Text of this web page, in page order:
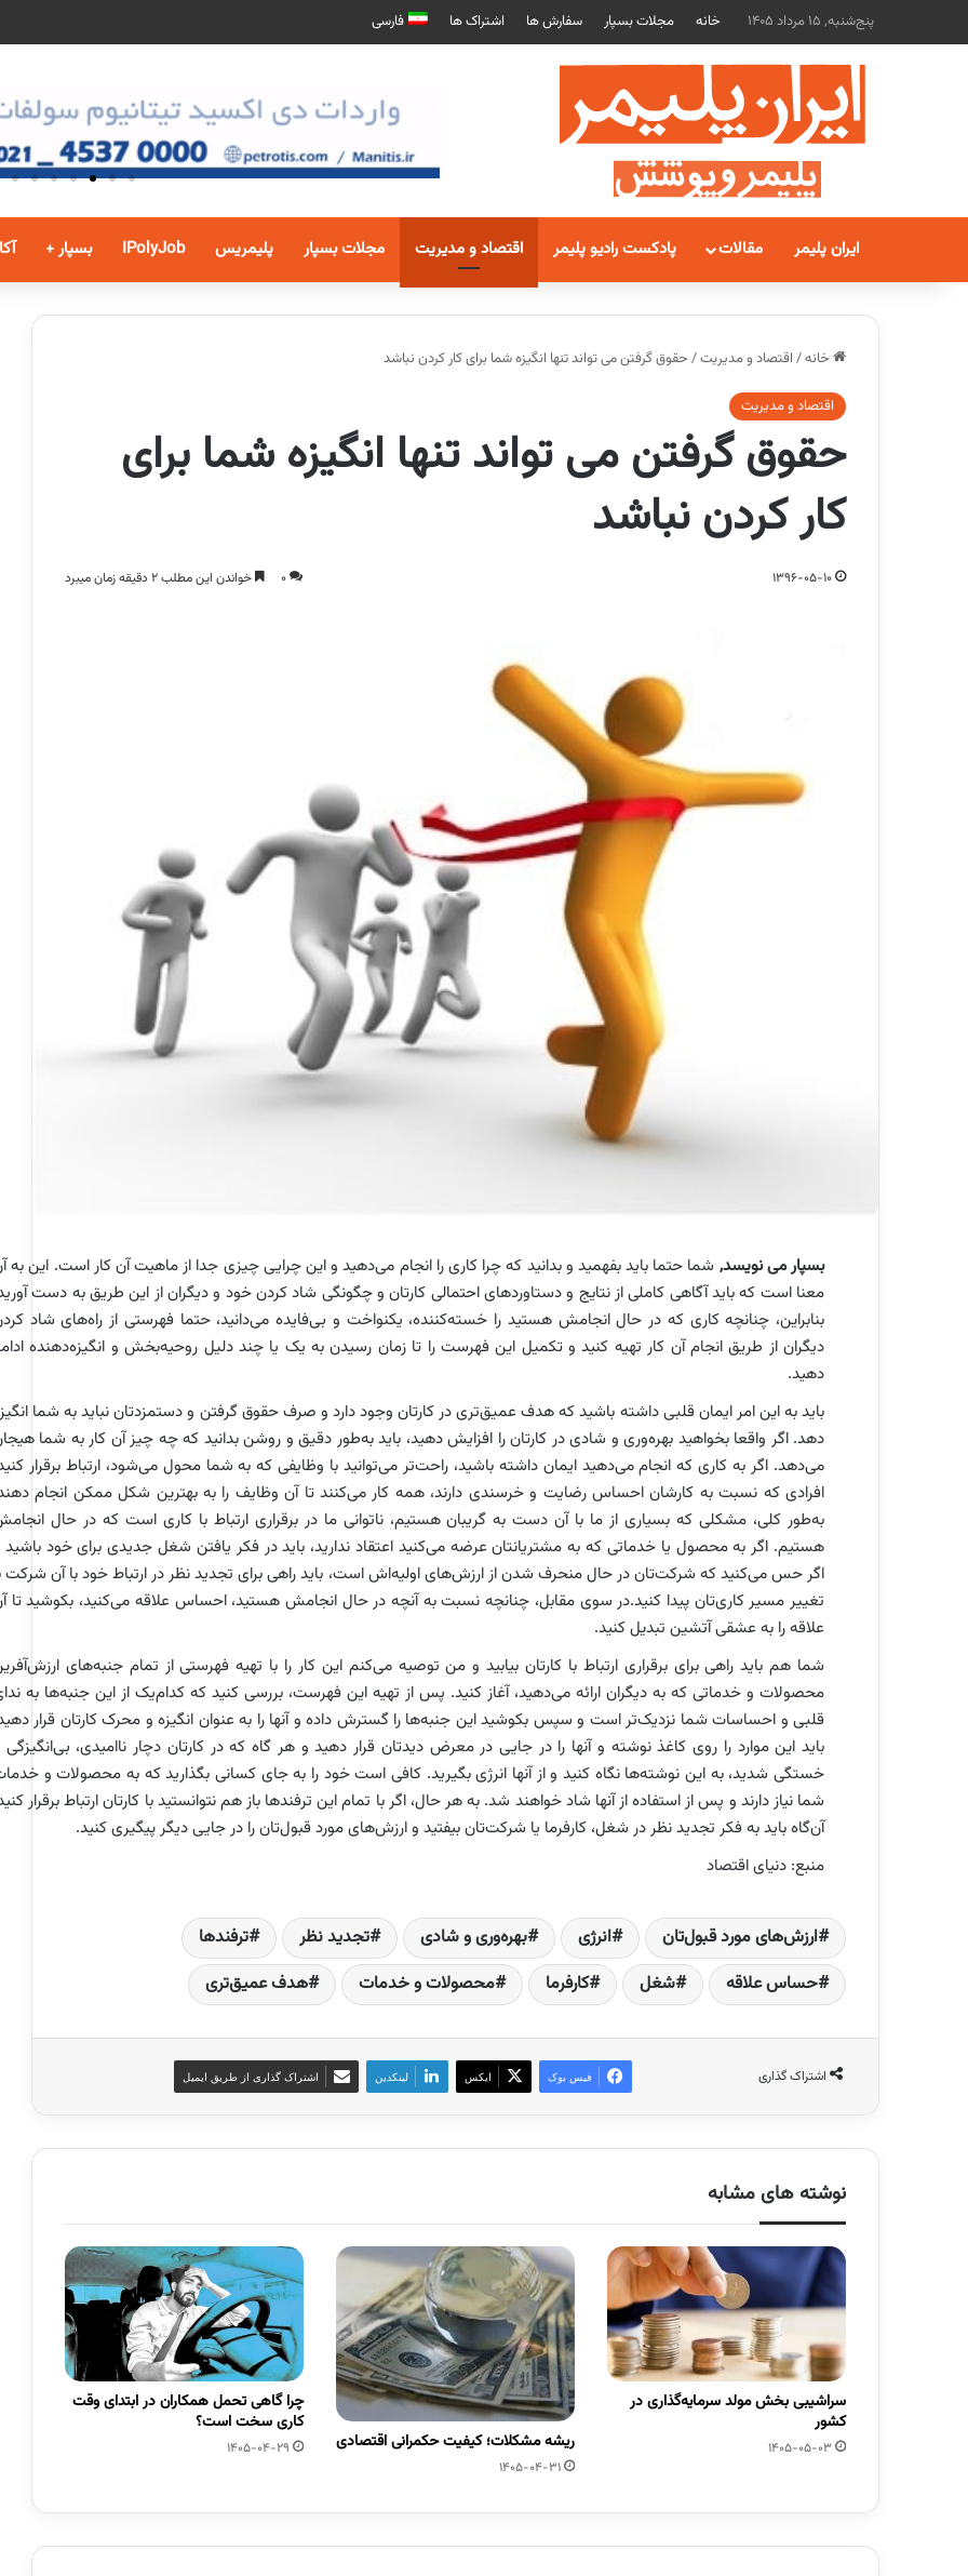
پنج‌شنبه, 15 مرداد 1405 خانه مجلات بسپار سفارش ها اشتراک ها فارسی
ایران پلیمر مقالات پادکست رادیو پلیمر اقتصاد و مدیریت مجلات بسپار پلیمریس IPolyJob بسپار +
خانه/ اقتصاد و مدیریت/ حقوق گرفتن می تواند تنها انگیزه شما برای کار کردن نباشد
اقتصاد و مدیریت
حقوق گرفتن می تواند تنها انگیزه شما برای
کار کردن نباشد
1396-05-10
0 خواندن این مطلب 2 دقیقه زمان میبرد
بسپار می نویسد, شما حتما باید بفهمید و بدانید که چرا کاری را انجام می‌دهید و این چرایی چیزی جدا از ماهیت آن کار است. این به
معنا است که باید آگاهی کاملی از نتایج و دستاوردهای احتمالی کارتان و چگونگی شاد کردن خود و دیگران از این طریق به دست
بنابراین، چنانچه کاری که در حال انجامش هستید‌ را خسته‌کننده، یکنواخت و بی‌فایده می‌دانید، حتما فهرستی از راه‌های شاد
دیگران از طریق انجام آن کار تهیه کنید و تکمیل این فهرست را تا زمان رسیدن به یک یا چند دلیل روحیه‌بخش و انگیزه‌دهنده
دهید.
باید به این امر ایمان قلبی داشته باشید که هدف عمیق‌تری در کارتان وجود دارد و صرف حقوق گرفتن و دستمزدتان نباید به شما
دهد. اگر واقعا بخواهید بهره‌وری و شادی در کارتان را افزایش دهید، باید به‌طور دقیق و روشن بدانید که چه چیز آن کار به شما
می‌دهد. اگر به کاری که انجام می‌دهید ایمان داشته باشید، راحت‌تر می‌توانید با وظایفی که به شما محول می‌شود، ‌ارتباط برقرار
افرادی که نسبت به کارشان احساس رضایت و خرسندی دارند، همه کار می‌کنند تا آن وظایف را به بهترین شکل ممکن انجام
به‌طور کلی، مشکلی که بسیاری از ما با آن دست به گریبان هستیم، ناتوانی ما در برقراری ارتباط با کاری است که در حال
هستیم. اگر به محصول یا خدماتی که به مشتریانتان عرضه می‌کنید اعتقاد ندارید، باید در فکر یافتن شغل جدیدی برای خود
اگر حس می‌کنید که شرکت‌تان در حال منحرف شدن از ارزش‌های اولیه‌اش است، باید راهی برای تجدید نظر در ارتباط خود با آن شرکت
تغییر مسیر کاری‌تان پیدا کنید.در سوی مقابل، چنانچه نسبت به آنچه در حال انجامش هستید، احساس علاقه می‌کنید، بکوشید تا
علاقه را به عشقی آتشین تبدیل کنید.
شما هم باید راهی برای برقراری ارتباط با کارتان بیابید و من توصیه می‌کنم این کار را با تهیه فهرستی از تمام جنبه‌های
محصولات و خدماتی که به دیگران ارائه می‌دهید، ‌آغاز کنید. پس از تهیه این فهرست، بررسی کنید که کدام‌یک از این جنبه‌ها به
قلبی و احساسات شما نزدیک‌تر است و سپس بکوشید این جنبه‌ها را گسترش داده و آنها را به عنوان انگیزه و محرک کارتان قرار
باید این موارد را روی کاغذ نوشته و آنها را در جایی در معرض دیدتان قرار دهید و هر گاه که در کارتان دچار ناامیدی،
خستگی شدید، به این نوشته‌ها نگاه کنید و از آنها انرژی بگیرید. کافی است خود را به جای کسانی بگذارید که به محصولات و
شما نیاز دارند و پس از استفاده از آنها شاد خواهند شد. به هر حال، اگر با تمام این ترفندها باز هم نتوانستید با کارتان ارتباط برقرار
آن‌گاه باید به فکر تجدید نظر در شغل، کارفرما یا شرکت‌تان بیفتید و ارزش‌های مورد قبول‌تان را در جایی دیگر پیگیری کنید.
منبع: دنیای اقتصاد
ارزش‌های مورد قبول‌تان انرژی بهره‌وری و شادی تجدید نظر
ترفندها
حساس علاقه
شغل کارفرما محصولات و خدمات هدف عمیق‌تری
اشتراک گذاری فیس بوک ایکس لینکدین اشتراک گذاری از طریق ایمیل
نوشته های مشابه
سراشیبی بخش مولد سرمایه‌گذاری در
کشور
1405-05-03 ریشه مشکلات؛ کیفیت حکمرانی اقتصادی
1405-04-31
چرا گاهی تحمل همکاران در ابتدای وقت
کاری سخت است؟
1405-04-29